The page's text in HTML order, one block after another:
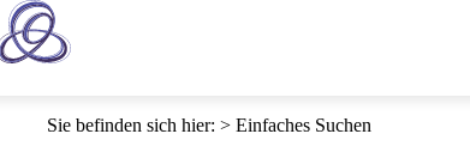
Sie befinden sich hier: Einfaches Suchen